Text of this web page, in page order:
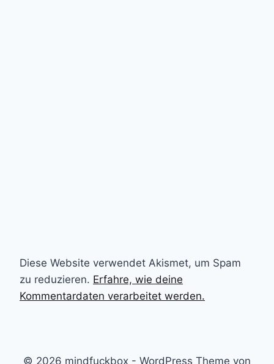
Diese Website verwendet Akismet, um Spam
zu reduzieren. Erfahre, wie deine
Kommentardaten verarbeitet werden.
© 2026 mindfuckbox - WordPress Theme von